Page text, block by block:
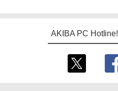
AKIBA PC